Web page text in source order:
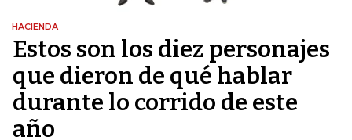
HACIENDA
Estos son los diez personajes
que dieron de qué hablar
durante lo corrido de este
año